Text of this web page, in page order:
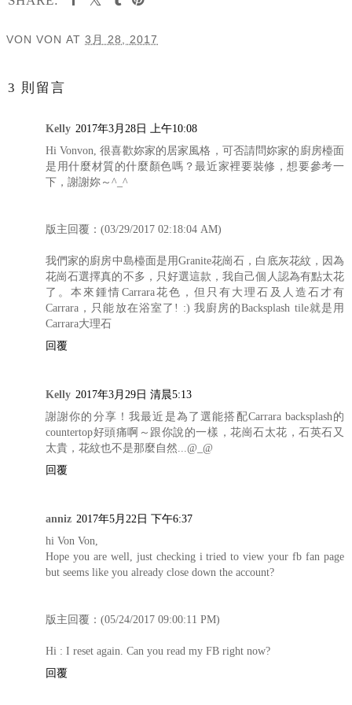
VON VON AT 3月 28, 2017
3 則留言
Kelly 2017年3月28日 上午10:08
Hi Vonvon, 很喜歡妳家的居家風格，可否請問妳家的廚房檯面
是用什麼材質的什麼顏色嗎？最近家裡要裝修，想要參考一
下，謝謝妳～^_^
版主回覆：(03/29/2017 02:18:04 AM)
我們家的廚房中島檯面是用Granite花崗石，白底灰花紋，因為
花崗石選擇真的不多，只好選這款，我自己個人認為有點太花
了。本來鍾情Carrara花色，但只有大理石及人造石才有
Carrara，只能放在浴室了! :) 我廚房的Backsplash tile就是用
Carrara大理石
回覆
Kelly 2017年3月29日 清晨5:13
謝謝你的分享！我最近是為了選能搭配Carrara backsplash的
countertop好頭痛啊～跟你說的一樣，花崗石太花，石英石又
太貴，花紋也不是那麼自然...@_@
回覆
anniz 2017年5月22日 下午6:37
hi Von Von,
Hope you are well, just checking i tried to view your fb fan page
but seems like you already close down the account?
版主回覆：(05/24/2017 09:00:11 PM)
Hi : I reset again. Can you read my FB right now?
回覆